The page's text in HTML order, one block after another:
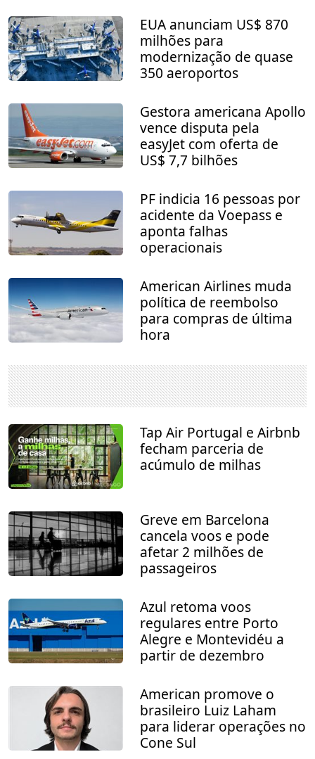
EUA anunciam US$ 870
milhões para
modernização de quase
350 aeroportos
Gestora americana Apollo
vence disputa pela
easyJet com oferta de
US$ 7,7 bilhões
PF indicia 16 pessoas por
acidente da Voepass e
aponta falhas
operacionais
American Airlines muda
política de reembolso
para compras de última
hora
Tap Air Portugal e Airbnb
fecham parceria de
acúmulo de milhas
Greve em Barcelona
cancela voos e pode
afetar 2 milhões de
passageiros
Azul retoma voos
regulares entre Porto
Alegre e Montevidéu a
partir de dezembro
American promove o
brasileiro Luiz Laham
para liderar operações no
Cone Sul